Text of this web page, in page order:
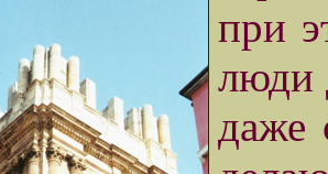
при
люди
даже